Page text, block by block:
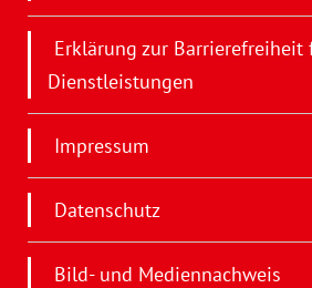
Erklärung zur Barrierefreiheit
Dienstleistungen
Impressum
Datenschutz
Bild- und Mediennachweis